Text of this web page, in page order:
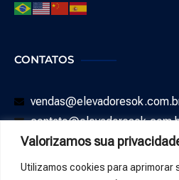
Valorizamos sua
Utilizamos cookies para aprimorar
CONTATOS
SAC: 0800 008 0544
WHATSAPP